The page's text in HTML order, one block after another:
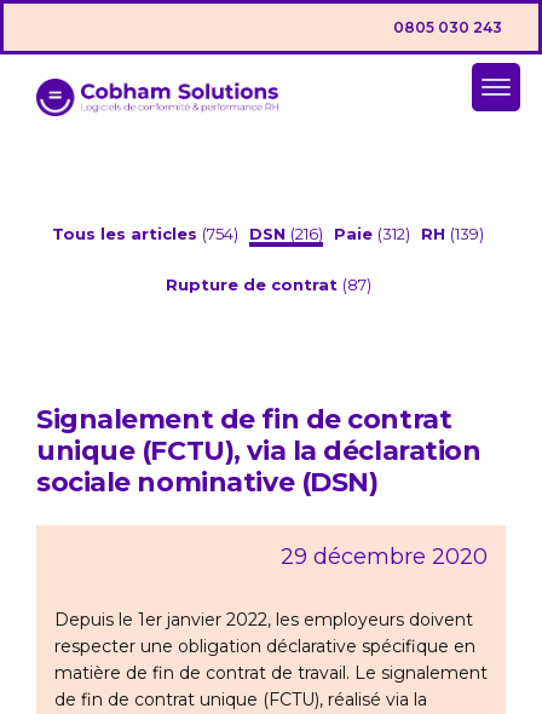
0805 030 243
Tous les articles (754) DSN (216) Paie (312) RH (139)
Rupture de contrat (87)
Signalement de fin de contrat
unique (FCTU), via la déclaration
sociale nominative (DSN)
29 décembre 2020
Depuis le 1er janvier 2022, les employeurs doivent
respecter une obligation déclarative spécifique en
matière de fin de contrat de travail. Le signalement
de fin de contrat unique (FCTU), réalisé via la